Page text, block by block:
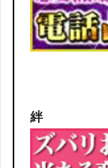
絆